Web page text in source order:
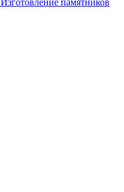
Изготовление памятников